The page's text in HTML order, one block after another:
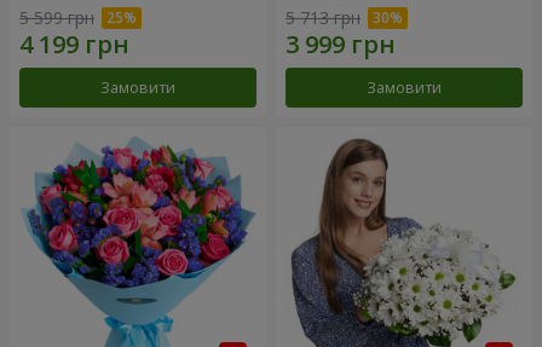
5 599 грн
Замовити
5 713 грн
Замовити